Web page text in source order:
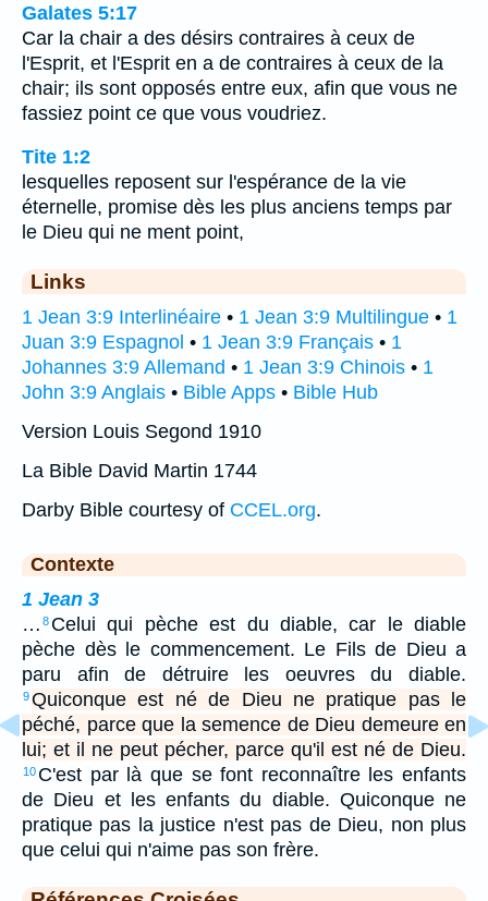
Galates 5:17
Car la chair a des désirs contraires à ceux de
l'Esprit, et l'Esprit en a de contraires à ceux de la
chair; ils sont opposés entre eux, afin que vous ne
fassiez point ce que vous voudriez.
Tite 1:2
lesquelles reposent sur l'espérance de la vie
éternelle, promise dès les plus anciens temps par
le Dieu qui ne ment point,
Links
1 Jean 3:9 Interlinéaire • 1 Jean 3:9 Multilingue • 1
Juan 3:9 Espagnol • 1 Jean 3:9 Français • 1
Johannes 3:9 Allemand • 1 Jean 3:9 Chinois • 1
John 3:9 Anglais • Bible Apps • Bible Hub
Version Louis Segond 1910
La Bible David Martin 1744
Darby Bible courtesy of CCEL.org.
Contexte
1 Jean 3
… 8 Celui qui pèche est du diable, car le diable
pèche dès le commencement. Le Fils de Dieu a
paru afin de détruire les oeuvres du diable.
9Quiconque est né de Dieu ne pratique pas le
péché, parce que la semence de Dieu demeure en
lui; et il ne peut pécher, parce qu'il est né de Dieu.
10 C'est par là que se font reconnaître les enfants
de Dieu et les enfants du diable. Quiconque ne
pratique pas la justice n'est pas de Dieu, non plus
que celui qui n'aime pas son frère.